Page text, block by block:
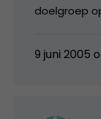
doelgroep
9 juni 2005